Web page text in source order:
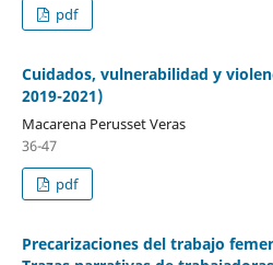
pdf
Cuidados, vulnerabilidad y
2019-2021)
Macarena Perusset Veras
36-47
pdf
Precarizaciones del trabajo